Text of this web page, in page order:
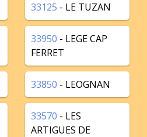
33125 - LE TUZAN
33950 - LEGE CAP
FERRET
33850 - LEOGNAN
33570 - LES
ARTIGUES DE